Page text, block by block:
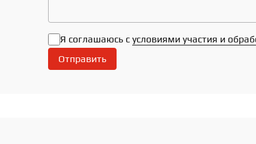
Я соглашаюсь с условиями участия и
Отправить